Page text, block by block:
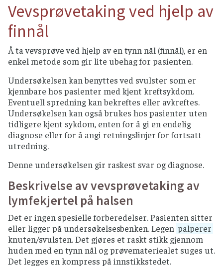
Vevsprøvetaking ved hjelp av
finnål
Å ta vevsprøve ved hjelp av en tynn nål (finnål), er en
enkel metode som gir lite ubehag for pasienten.
Undersøkelsen kan benyttes ved svulster som er
kjennbare hos pasienter med kjent kreftsykdom.
Eventuell spredning kan bekreftes eller avkreftes.
Undersøkelsen kan også brukes hos pasienter uten
tidligere kjent sykdom, enten for å gi en endelig
diagnose eller for å angi retningslinjer for fortsatt
utredning.
Denne undersøkelsen gir raskest svar og diagnose.
Beskrivelse av vevsprøvetaking av
lymfekjertel på halsen
Det er ingen spesielle forberedelser. Pasienten sitter
eller ligger på undersøkelsesbenken. Legen palperer
knuten/svulsten. Det gjøres et raskt stikk gjennom
huden med en tynn nål og prøvemateriealet suges ut.
Det legges en kompress på innstikkstedet.